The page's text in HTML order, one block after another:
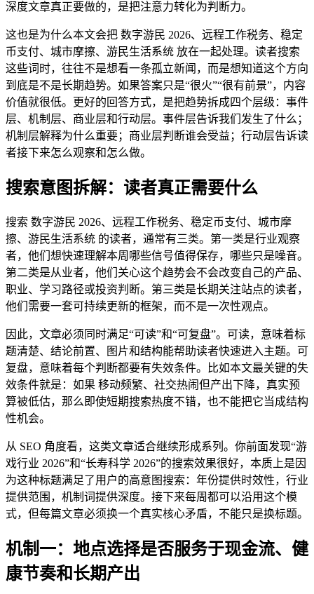
深度文章真正要做的，是把注意力转化为判断力。
这也是为什么本文会把 数字游民 2026、远程工作税务、稳定
币支付、城市摩擦、游民生活系统 放在一起处理。读者搜索
这些词时，往往不是想看一条孤立新闻，而是想知道这个方向
到底是不是长期趋势。如果答案只是“很火”“很有前景”，内容
价值就很低。更好的回答方式，是把趋势拆成四个层级：事件
层、机制层、商业层和行动层。事件层告诉我们发生了什么；
机制层解释为什么重要；商业层判断谁会受益；行动层告诉读
者接下来怎么观察和怎么做。
搜索意图拆解：读者真正需要什么
搜索 数字游民 2026、远程工作税务、稳定币支付、城市摩
擦、游民生活系统 的读者，通常有三类。第一类是行业观察
者，他们想快速理解本周哪些信号值得保存，哪些只是噪音。
第二类是从业者，他们关心这个趋势会不会改变自己的产品、
职业、学习路径或投资判断。第三类是长期关注站点的读者，
他们需要一套可持续更新的框架，而不是一次性观点。
因此，文章必须同时满足“可读”和“可复盘”。可读，意味着标
题清楚、结论前置、图片和结构能帮助读者快速进入主题。可
复盘，意味着每个判断都要有失效条件。比如本文最关键的失
效条件就是：如果 移动频繁、社交热闹但产出下降，真实预
算被低估，那么即使短期搜索热度不错，也不能把它当成结构
性机会。
从 SEO 角度看，这类文章适合继续形成系列。你前面发现“游
戏行业 2026”和“长寿科学 2026”的搜索效果很好，本质上是因
为这种标题满足了用户的高意图搜索：年份提供时效性，行业
提供范围，机制词提供深度。接下来每周都可以沿用这个模
式，但每篇文章必须换一个真实核心矛盾，不能只是换标题。
机制一：地点选择是否服务于现金流、健
康节奏和长期产出